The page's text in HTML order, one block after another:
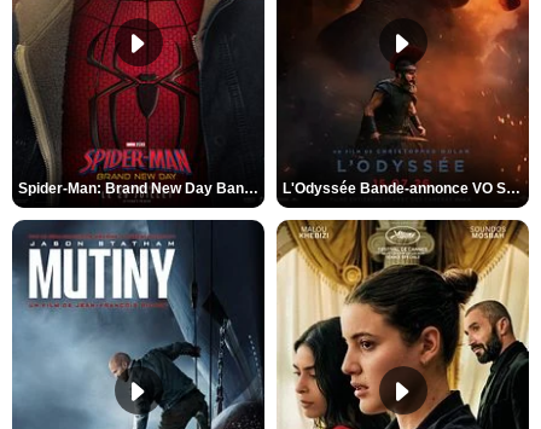
Spider-Man: Brand New Day Bande-annonce VO STFR L'Odyssée Bande-annonce VO STFR